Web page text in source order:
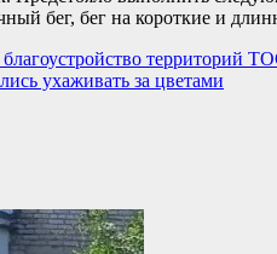
бег, бег на короткие и
территорий
ухаживать за цветами